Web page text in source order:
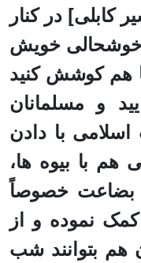
کابلی] در کنار
خوشحالی خویش
هم کوشش کنید
و مسلمانان
با دادن
هم با بیوه ها،
بضاعت خصوصاً
نموده و از
هم بتوانند شب